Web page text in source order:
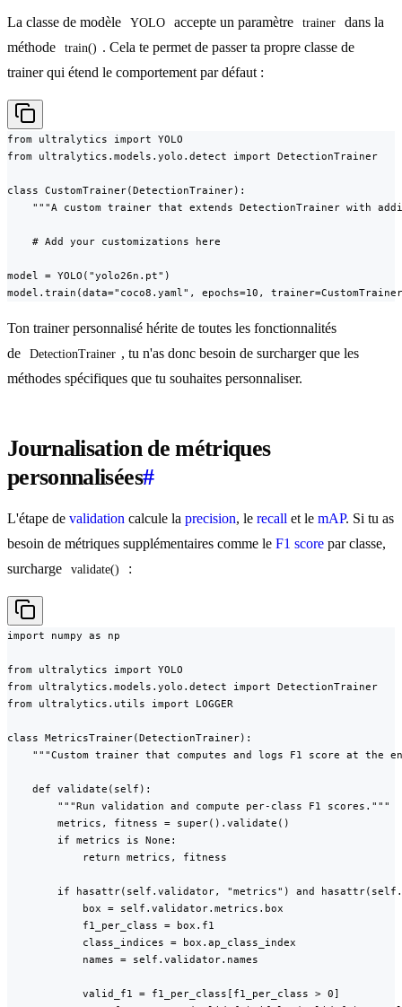
La classe de modèle YOLO accepte un paramètre trainer
dans la
méthode
train() . Cela te permet de passer ta propre classe de
trainer qui étend le comportement par défaut :
from ultralytics import YOLO
from ultralytics.models.yolo.detect import DetectionTrainer
class CustomTrainer(DetectionTrainer):
"""A custom trainer that extends DetectionTrainer with
    # Add your customizations here
model = YOLO("yolo26n.pt")
model.train(data="coco8.yaml", epochs=10,
Ton trainer personnalisé hérite de toutes les fonctionnalités
de
DetectionTrainer , tu n'as donc besoin de surcharger que les
méthodes spécifiques que tu souhaites personnaliser.
Journalisation de métriques
personnalisées#
L'étape de validation calcule la precision, le recall et le mAP. Si tu as
besoin de métriques supplémentaires comme le F1 score par classe,
surcharge
validate() :
import numpy as np
from ultralytics import YOLO
from ultralytics.models.yolo.detect import DetectionTrainer
from ultralytics.utils import LOGGER
class MetricsTrainer(DetectionTrainer):
"""Custom trainer that computes and logs F1 score at the
    def validate(self):
        """Run validation and compute per-class F1 scores."""
        metrics, fitness = super().validate()
        if metrics is None:
            return metrics, fitness
if hasattr(self.validator, "metrics") and
            box = self.validator.metrics.box
            f1_per_class = box.f1
            class_indices = box.ap_class_index
            names = self.validator.names
            valid_f1 = f1_per_class[f1_per_class > 0]